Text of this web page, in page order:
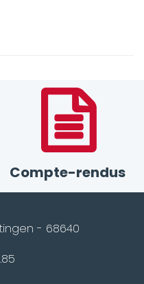
Compte-rendus
- 68640